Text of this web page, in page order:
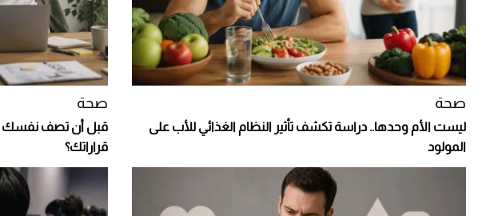
صحة
ليست الأم وحدها.. دراسة تكشف تأثير النظام الغذائي للأب على
المولود
صحة
قبل أن تصف نفسك
قراراتك؟